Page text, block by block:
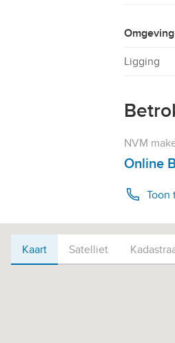
Omgeving
Ligging
NVM
Online
Toon
Bel
Kaart
Kaart Satelliet